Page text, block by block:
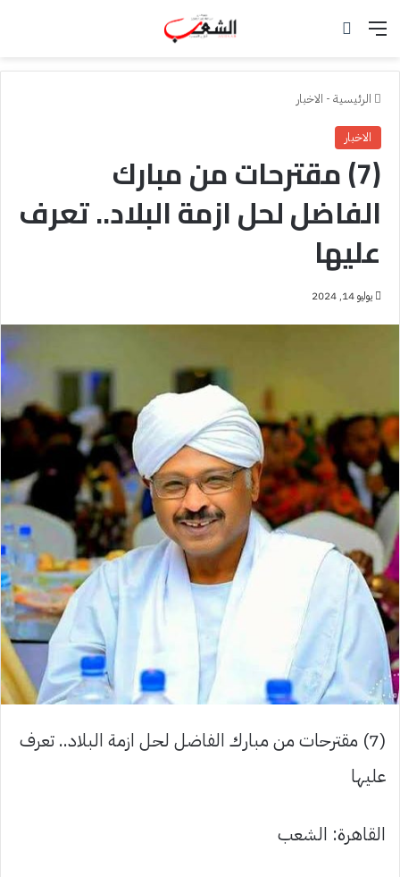
القائمة
الرئيسية - الاخبار
الاخبار
(7) مقترحات من مبارك
الفاضل لحل ازمة البلاد.. تعرف
عليها
يوليو 14, 2024
(7) مقترحات من مبارك الفاضل لحل ازمة البلاد.. تعرف
عليها
القاهرة: الشعب